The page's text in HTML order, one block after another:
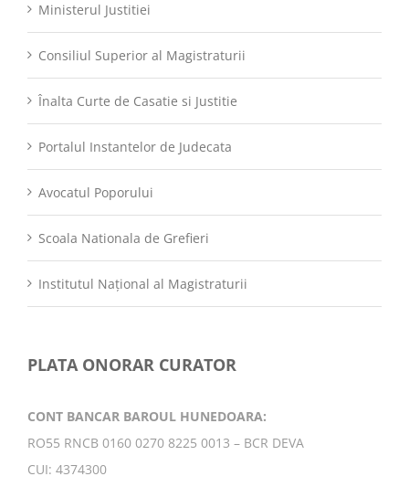
Ministerul Justitiei
Consiliul Superior al Magistraturii
Înalta Curte de Casatie si Justitie
Portalul Instantelor de Judecata
Avocatul Poporului
Scoala Nationala de Grefieri
Institutul Național al Magistraturii
PLATA ONORAR CURATOR
CONT BANCAR BAROUL HUNEDOARA:
RO55 RNCB 0160 0270 8225 0013 – BCR DEVA
CUI: 4374300